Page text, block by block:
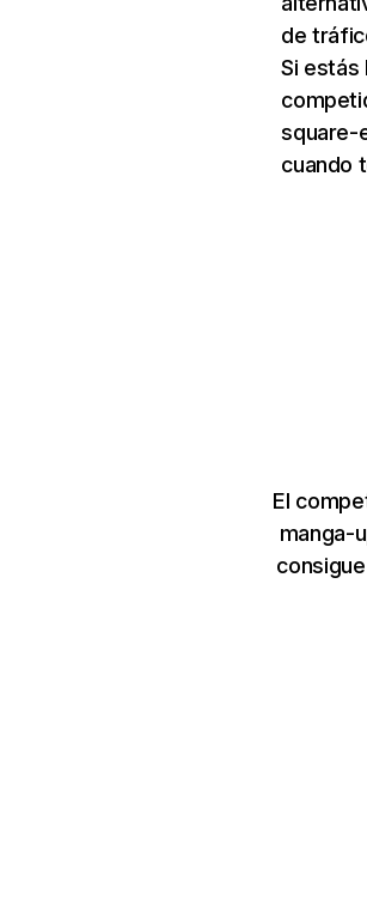
de
Si estás
square-
cuando
El
manga-